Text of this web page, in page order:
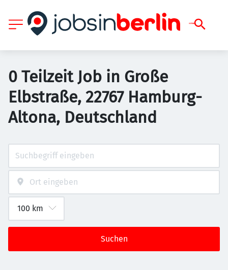
0 Teilzeit Job in Große
Elbstraße, 22767 Hamburg-
Altona, Deutschland
Suchen